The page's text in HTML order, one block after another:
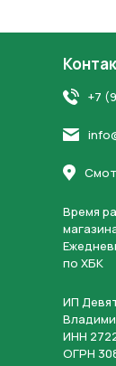
+7
Время
по ХБК
ИП
ИНН
ОГРН